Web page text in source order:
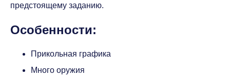
предстоящему заданию.
Особенности:
Прикольная графика
Много оружия